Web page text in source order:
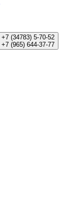
+7 (34783) 5-70-52
+7 (965) 644-37-77